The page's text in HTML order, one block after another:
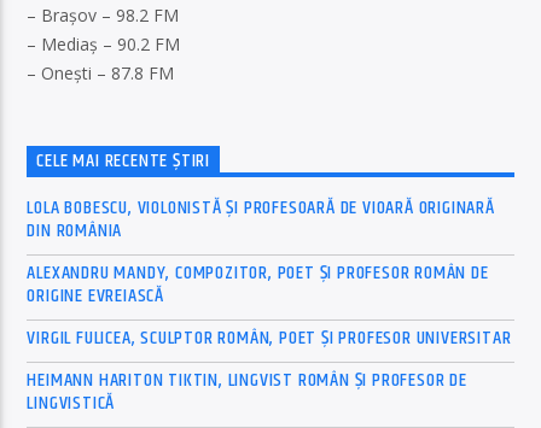
– Brașov – 98.2 FM
– Mediaș – 90.2 FM
– Onești – 87.8 FM
CELE MAI RECENTE ȘTIRI
LOLA BOBESCU, VIOLONISTĂ ȘI PROFESOARĂ DE VIOARĂ ORIGINARĂ
DIN ROMÂNIA
ALEXANDRU MANDY, COMPOZITOR, POET ȘI PROFESOR ROMÂN DE
ORIGINE EVREIASCĂ
VIRGIL FULICEA, SCULPTOR ROMÂN, POET ȘI PROFESOR UNIVERSITAR
HEIMANN HARITON TIKTIN, LINGVIST ROMÂN ȘI PROFESOR DE
LINGVISTICĂ